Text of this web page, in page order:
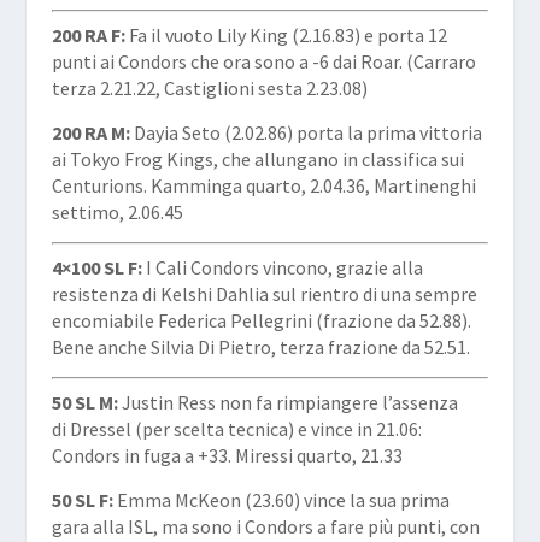
200 RA F: Fa il vuoto Lily King (2.16.83) e porta 12
punti ai Condors che ora sono a -6 dai Roar. (Carraro
terza 2.21.22, Castiglioni sesta 2.23.08)
200 RA M: Dayia Seto (2.02.86) porta la prima vittoria
ai Tokyo Frog Kings, che allungano in classifica sui
Centurions. Kamminga quarto, 2.04.36, Martinenghi
settimo, 2.06.45
4×100 SL F: I Cali Condors vincono, grazie alla
resistenza di Kelshi Dahlia sul rientro di una sempre
encomiabile Federica Pellegrini (frazione da 52.88).
Bene anche Silvia Di Pietro, terza frazione da 52.51.
50 SL M:Justin Ress non fa rimpiangere l’assenza
di Dressel (per scelta tecnica) e vince in 21.06:
Condors in fuga a +33. Miressi quarto, 21.33
50 SL F: Emma McKeon (23.60) vince la sua prima
gara alla ISL, ma sono i Condors a fare più punti, con